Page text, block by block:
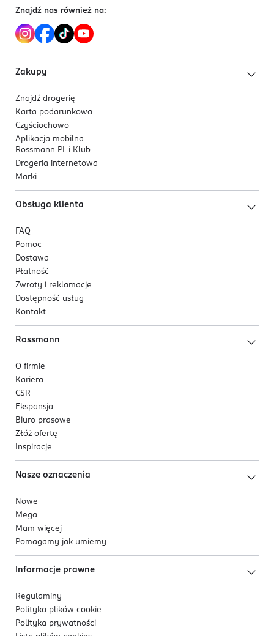
Znajdź nas również na:
Zakupy
Znajdź drogerię
Karta podarunkowa
Czyściochowo
Aplikacja mobilna
Rossmann PL i Klub
Drogeria internetowa
Marki
Obsługa klienta
FAQ
Pomoc
Dostawa
Płatność
Zwroty i reklamacje
Dostępność usług
Kontakt
Rossmann
O firmie
Kariera
CSR
Ekspansja
Biuro prasowe
Złóż ofertę
Inspiracje
Nasze oznaczenia
Nowe
Mega
Mam więcej
Pomagamy jak umiemy
Informacje prawne
Regulaminy
Polityka plików cookie
Polityka prywatności